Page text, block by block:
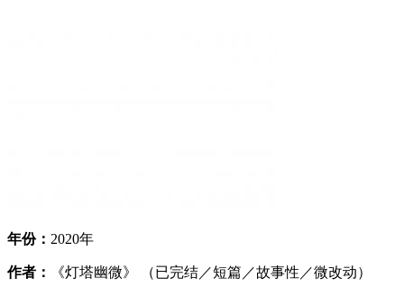
年份： 2020年
作者： 《灯塔幽微》 （已完结／短篇／故事性／微改动）